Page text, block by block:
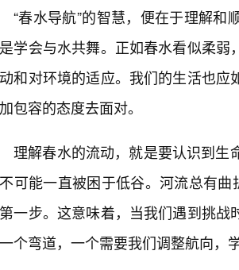
“春水导航”的智慧，便在于理解
学会与水共舞。正如春水看似柔
和对环境的适应。我们的生活也
包容的态度去面对。
理解春水的流动，就是要认识到生
可能一直被困于低谷。河流总有
一步。这意味着，当我们遇到挑
个弯道，一个需要我们调整航向，